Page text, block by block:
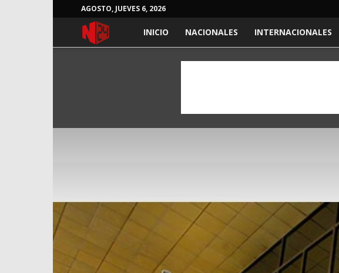
AGOSTO, JUEVES 6, 2026
NOTICIASINICIO NACIONALES INTERNACIONALES